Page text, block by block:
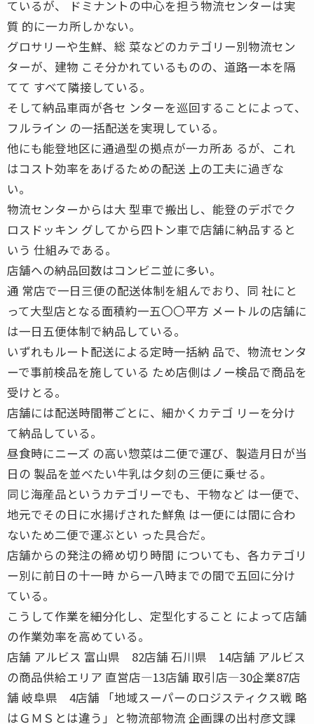
ているが、 ドミナントの中心を担う物流センターは実
質 的に一カ所しかない。
グロサリーや生鮮、総 菜などのカテゴリー別物流セン
ターが、建物 こそ分かれているものの、道路一本を隔
てて すべて隣接している。
そして納品車両が各セ ンターを巡回することによって、
フルライン の一括配送を実現している。
他にも能登地区に通過型の拠点が一カ所あ るが、これ
はコスト効率をあげるための配送 上の工夫に過ぎな
い。
物流センターからは大 型車で搬出し、能登のデポでク
ロスドッキン グしてから四トン車で店舗に納品すると
いう 仕組みである。
店舗への納品回数はコンビニ並に多い。
通 常店で一日三便の配送体制を組んでおり、同 社にと
って大型店となる面積約一五〇〇平方 メートルの店舗に
は一日五便体制で納品している。
いずれもルート配送による定時一括納 品で、物流センタ
ーで事前検品を施している ため店側はノー検品で商品を
受けとる。
店舗には配送時間帯ごとに、細かくカテゴ リーを分け
て納品している。
昼食時にニーズ の高い惣菜は二便で運び、製造月日が当
日の 製品を並べたい牛乳は夕刻の三便に乗せる。
同じ海産品というカテゴリーでも、干物など は一便で、
地元でその日に水揚げされた鮮魚 は一便には間に合わ
ないため二便で運ぶとい った具合だ。
店舗からの発注の締め切り時間 についても、各カテゴリ
ー別に前日の十一時 から一八時までの間で五回に分け
ている。
こうして作業を細分化し、定型化すること によって店舗
の作業効率を高めている。
店舗 アルビス 富山県 82店舗 石川県 14店舗 アルビス
の商品供給エリア 直営店―13店舗 取引店―30企業87店
舗 岐阜県 4店舗 「地域スーパーのロジスティクス戦 略
はＧＭＳとは違う」と物流部物流 企画課の出村彦文課